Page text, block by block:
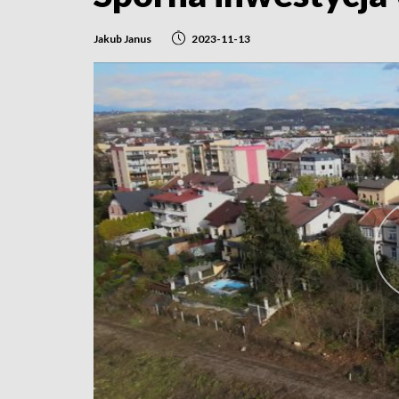
Jakub Janus 2023-11-13